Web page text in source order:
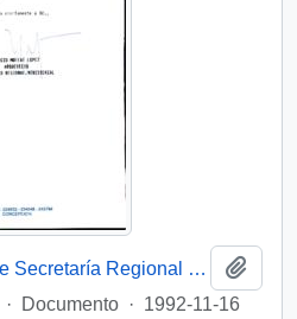
[Oficio Orden N° 1826 de Secretaría Regional Ministerial de Vivienda VIII Región]
· Documento · 1992-11-16